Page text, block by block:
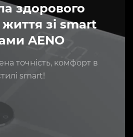
здорового
зі smart
AENO
точність, комфорт в
smart!